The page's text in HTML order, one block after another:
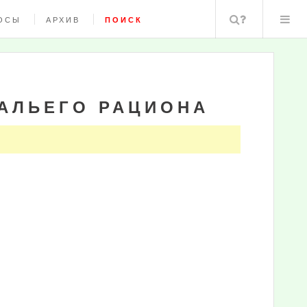
АРХИВ ПОИСК Поиск
РАЦИОНА